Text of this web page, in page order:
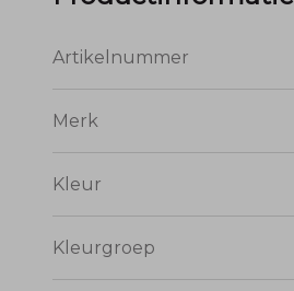
Artikelnummer
Merk
Kleur
Kleurgroep